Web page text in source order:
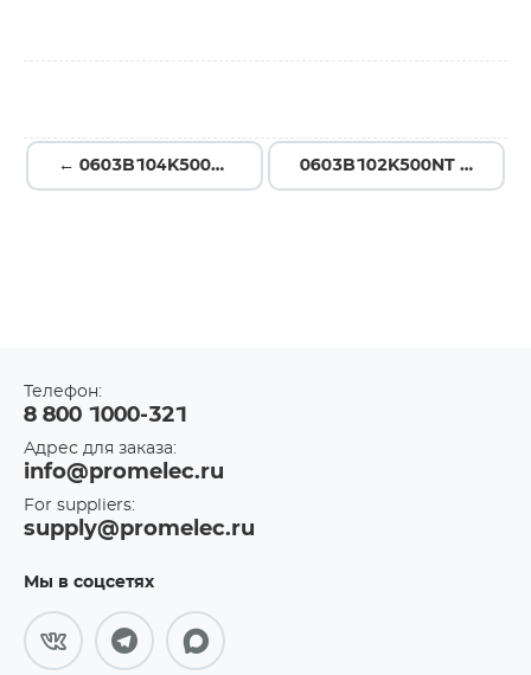
← 0603B104K500NT 0603B102K500NT →
Телефон:
8 800 1000-321
Адрес для заказа:
info@promelec.ru
For suppliers:
supply@promelec.ru
Мы в соцсетях